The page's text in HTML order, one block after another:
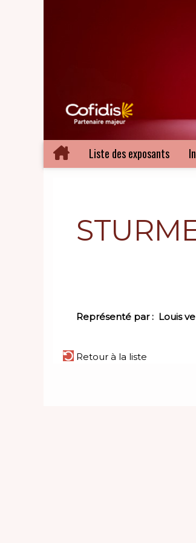
Liste des exposants
Représenté par : Louis
Retour à la liste